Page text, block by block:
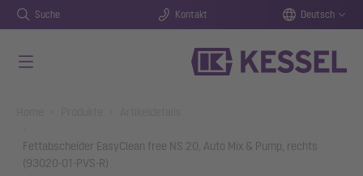
Suche Kontakt Deutsch
Fettabscheider EasyClean free NS 20, Auto Mix & Pump, rechts
(93020-01-PVS-R)